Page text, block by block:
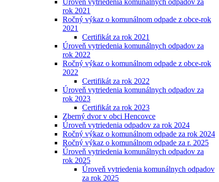
Úroveň vytriedenia komunálnych odpadov za
rok 2021
Ročný výkaz o komunálnom odpade z obce-rok
2021
Certifikát za rok 2021
Úroveň vytriedenia komunálnych odpadov za
rok 2022
Ročný výkaz o komunálnom odpade z obce-rok
2022
Certifikát za rok 2022
Úroveň vytriedenia komunálnych odpadov za
rok 2023
Certifikát za rok 2023
Zberný dvor v obci Hencovce
Úroveň vytriedenia odpadov za rok 2024
Ročný výkaz o komunálnom odpade za rok 2024
Ročný výkaz o komunálnom odpade za r. 2025
Úroveň vytriedenia komunálnych odpadov za
rok 2025
Úroveň vytriedenia komunálnych odpadov
za rok 2025